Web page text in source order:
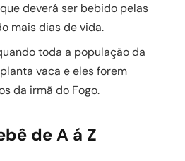
deverá ser bebido pelas
mais dias de vida.
toda a população da
vaca e eles forem
da irmã do Fogo.
de A á Z